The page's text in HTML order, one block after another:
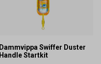
Dammvippa Swiffer Duster
Handle Startkit